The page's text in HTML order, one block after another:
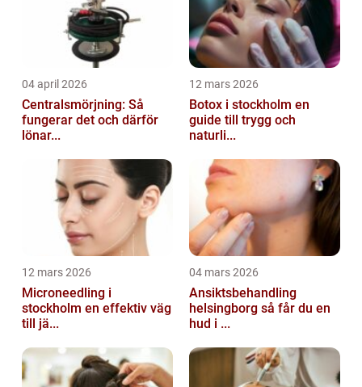
04 april 2026
Centralsmörjning: Så
fungerar det och därför
lönar...
12 mars 2026
Botox i stockholm en
guide till trygg och
naturli...
12 mars 2026
Microneedling i
stockholm en effektiv väg
till jä...
04 mars 2026
Ansiktsbehandling
helsingborg så får du en
hud i ...